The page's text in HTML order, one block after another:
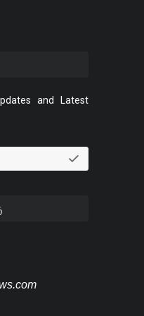
and Latest